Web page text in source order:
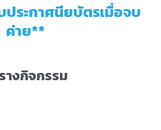
ประกาศนียบัตรเมื่อจบ
ค่าย**
างกิจกรรม